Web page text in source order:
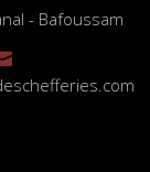
- Bafoussam